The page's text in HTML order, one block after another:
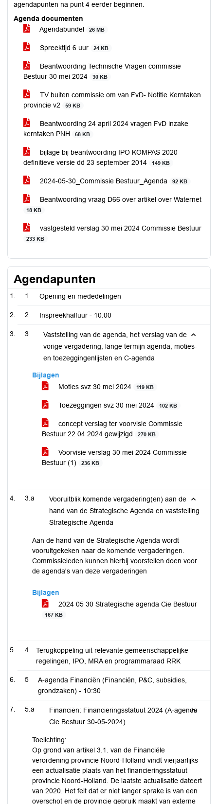
agendapunten na punt 4 eerder beginnen.
Agenda documenten
Agendabundel
26 MB
Spreektijd 6 uur 24 KB
Beantwoording Technische Vragen commissie
Bestuur 30 mei 2024
30 KB
TV buiten commissie om van FvD- Notitie Kerntaken
provincie v2
59 KB
Beantwoording 24 april 2024 vragen FvD inzake
kerntaken PNH
68 KB
bijlage bij beantwoording IPO KOMPAS 2020
definitieve versie dd 23 september 2014
149 KB
2024-05-30_Commissie Bestuur_Agenda 92 KB
Beantwoording vraag D66 over artikel over Waternet
18 KB
vastgesteld verslag 30 mei 2024 Commissie Bestuur
233 KB
Agendapunten
1 Opening en mededelingen
2 Inspreekhalfuur - 10:00
3
Vaststelling van de agenda, het verslag van de
vorige vergadering, lange termijn agenda, moties-
en toezeggingenlijsten en C-agenda
Bijlagen
Moties svz 30 mei 2024
119 KB
Toezeggingen svz 30 mei 2024 102 KB
concept verslag ter voorvisie Commissie
Bestuur 22 04 2024 gewijzigd
270 KB
Voorvisie verslag 30 mei 2024 Commissie
Bestuur (1)
236 KB
3.a
Vooruitblik komende vergadering(en) aan de
hand van de Strategische Agenda en vaststelling
Strategische Agenda
Aan de hand van de Strategische Agenda wordt
vooruitgekeken naar de komende vergaderingen.
Commissieleden kunnen hierbij voorstellen doen voor
de agenda's van deze vergaderingen
Bijlagen
2024 05 30 Strategische agenda Cie Bestuur
167 KB
4
Terugkoppeling uit relevante gemeenschappelijke
regelingen, IPO, MRA en programmaraad RRK
5
A-agenda Financiën (Financiën, P&C, subsidies,
grondzaken) - 10:30
5.a
Financiën: Financieringsstatuut 2024 (A-agenda
Cie Bestuur 30-05-2024)
Toelichting:
Op grond van artikel 3.1. van de Financiële
verordening provincie Noord-Holland vindt vierjaarlijks
een actualisatie plaats van het financieringsstatuut
provincie Noord-Holland. De laatste actualisatie dateert
van 2020. Het feit dat er niet langer sprake is van een
overschot en de provincie gebruik maakt van externe